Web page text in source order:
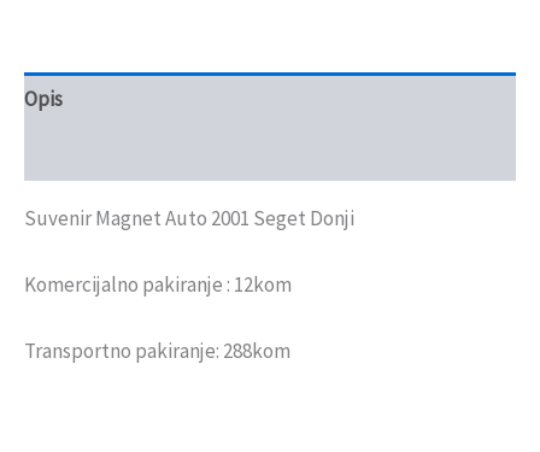
Opis
Suvenir Magnet Auto 2001 Seget Donji
Komercijalno pakiranje : 12kom
Transportno pakiranje: 288kom